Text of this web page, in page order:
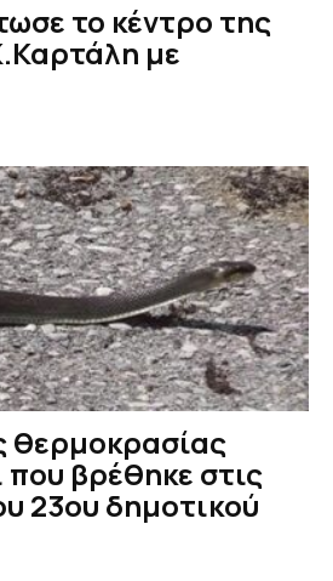
το κέντρο της
με
θερμοκρασίας
που βρέθηκε στις
23ου δημοτικού